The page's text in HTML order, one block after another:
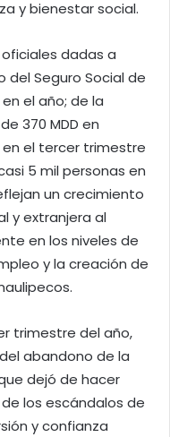
y bienestar social.
dadas a
del Seguro Social de
el año; de la
370 MDD en
en el tercer trimestre
5 mil personas en
un crecimiento
y extranjera al
en los niveles de
y la creación de
trimestre del año,
abandono de la
dejó de hacer
los escándalos de
y confianza